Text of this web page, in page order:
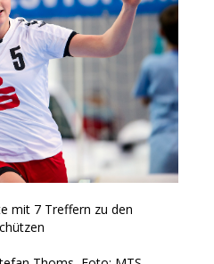
mit 7 Treffern zu den